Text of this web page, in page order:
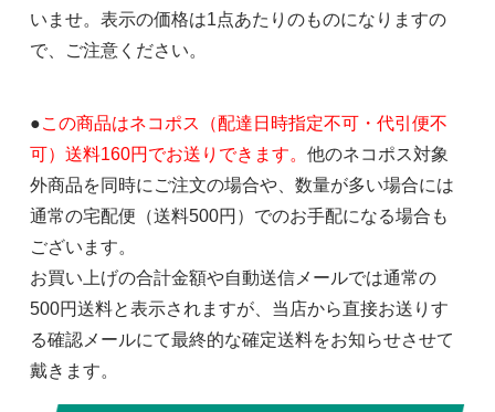
いませ。表示の価格は1点あたりのものになりますの
で、ご注意ください。
●この商品はネコポス（配達日時指定不可・代引便不
可）送料160円でお送りできます。 他のネコポス対象
外商品を同時にご注文の場合や、数量が多い場合には
通常の宅配便（送料500円）でのお手配になる場合も
ございます。
お買い上げの合計金額や自動送信メールでは通常の
500円送料と表示されますが、当店から直接お送りす
る確認メールにて最終的な確定送料をお知らせさせて
戴きます。